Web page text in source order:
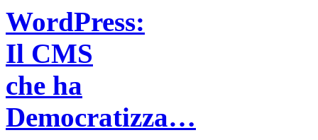
WordPress:
Il CMS
che ha
Democratizza…